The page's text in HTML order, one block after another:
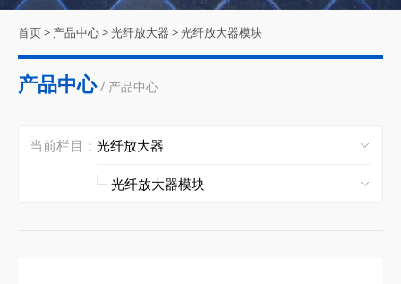
首页> 产品中心>光纤放大器 >光纤放大器模块
产品中心 / 产品中心
当前栏目：